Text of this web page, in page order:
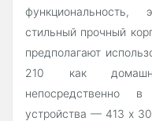
функциональность,
стильный прочный
предполагают
210 как
непосредственно
устройства — 413 x